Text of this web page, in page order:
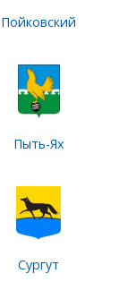
Пойковский
Пыть-Ях
Сургут